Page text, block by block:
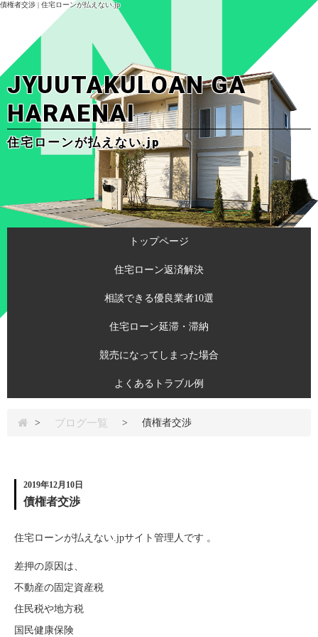
債権者交渉 | 住宅ローンが払えない.jp
JYUUTAKULOAN GA
HARAENAI
住宅ローンが払えない.jp
トップページ
住宅ローン返済解決
相談できる優良業者10選
住宅ローン延滞・滞納
競売になってしまった場合
よくあるトラブル例
> ブログ一覧 > 債権者交渉
2019年12月10日
債権者交渉
住宅ローンが払えない.jpサイト管理人です 。
差押の原因は、
不動産の固定資産税
住民税や地方税
国民健康保険